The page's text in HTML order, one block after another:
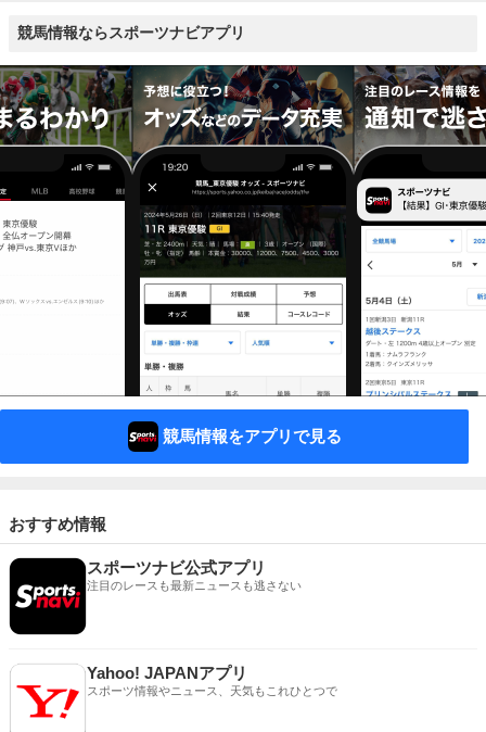
競馬情報ならスポーツナビアプリ
競馬情報をアプリで見る
おすすめ情報
スポーツナビ公式アプリ
注目のレースも最新ニュースも逃さない
Yahoo! JAPANアプリ
スポーツ情報やニュース、天気もこれひとつで